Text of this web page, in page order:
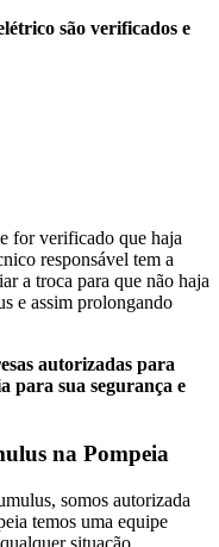
são verificados e
for verificado que haja
responsável tem a
a troca para que não haja
e assim prolongando
autorizadas para
para sua segurança e
na Pompeia
somos autorizada
temos uma equipe
situação,